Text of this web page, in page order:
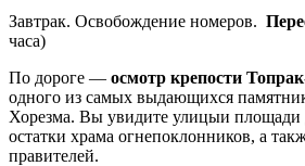
Завтрак. Освобождение номеров.
часа)
По дороге — осмотр крепости
одного из самых выдающихся
Хорезма. Вы увидите улицыи площади
остатки храма огнепоклонников, а
правителей.